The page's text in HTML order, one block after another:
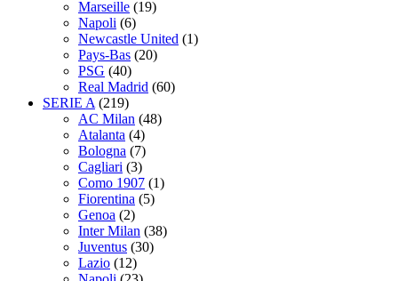
Marseille (19)
Napoli (6)
Newcastle United (1)
Pays-Bas (20)
PSG (40)
Real Madrid (60)
SERIE A (219)
AC Milan (48)
Atalanta (4)
Bologna (7)
Cagliari (3)
Como 1907 (1)
Fiorentina (5)
Genoa (2)
Inter Milan (38)
Juventus (30)
Lazio (12)